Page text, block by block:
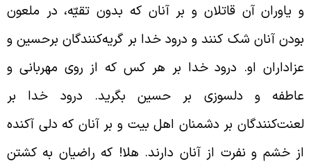
یاوران آن قاتلان و بر آنان که بدون تقیّه، در ملعون
آنان شک کنند و درود خدا بر گریه‌کنندگان بر حسین و
او. درود خدا بر هر کس که از روی مهربانی و
و دلسوزی بر حسین بگرید. درود خدا بر
بر دشمنان اهل بیت و بر آنان که دلی آکنده
خشم و نفرت از آنان دارند. هلا! که راضیان به کشتن